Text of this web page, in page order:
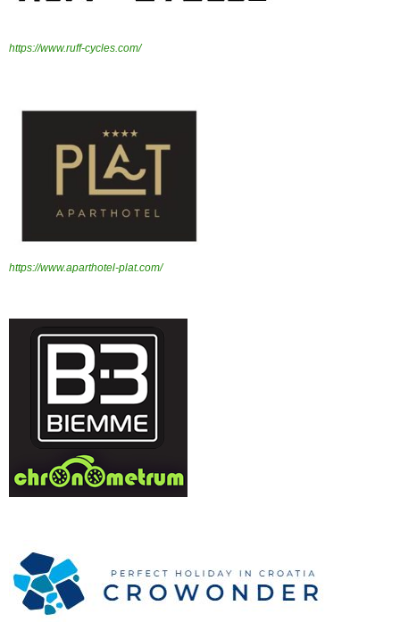
https://www.ruff-cycles.com/
https://www.aparthotel-plat.com/